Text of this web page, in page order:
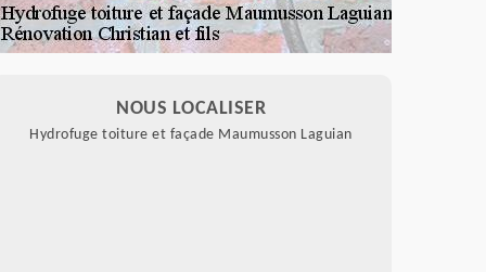
NOUS LOCALISER
Hydrofuge toiture et façade Maumusson Laguian